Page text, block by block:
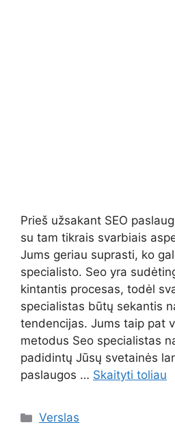
Prieš užsakant SEO
su tam tikrais svarbiais
Jums geriau suprasti, ko
specialisto. Seo yra
kintantis procesas, todėl
specialistas būtų sekantis
tendencijas. Jums taip pat
metodus Seo specialistas
padidintų Jūsų svetainės
paslaugos … Skaityti toliau
Kategorijos
Verslas